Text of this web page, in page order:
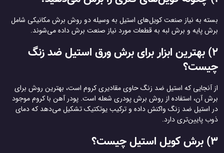
بسته به نیاز صنعت کویل‌های استیل به وسیله دو روش برش مکانیکی شامل
برش پایه و برش لبه به قطعات مورد نیاز صنعت برش داده می‌شوند.
2) بهترین ابزار برای برش ورق استیل ضد زنگ
چیست؟
از آنجایی که استیل ضد زنگ حاوی مقادیری کروم است، بهترین روش برای
برش آن، استفاده از روش برش پودری شعله است. پودر آهن با کروم موجود
در استیل ضد زنگ واکنش داده و ترکیب یوتکتیک تشکیل می‌دهد که دمای
ذوب پایین‌تری دارد.
3) برش کویل استیل چیست؟